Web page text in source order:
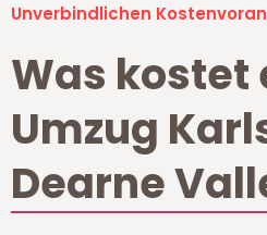
Unverbindlichen
Was kostet
Umzug
Dearne